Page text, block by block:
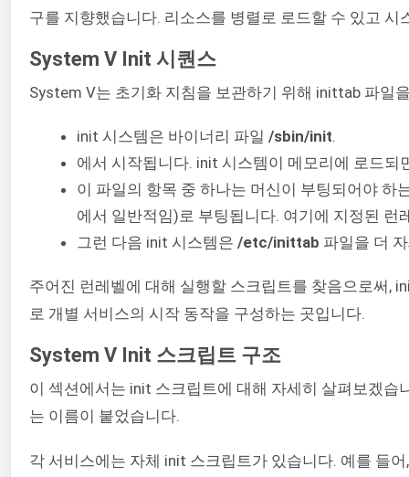
구를 지향했습니다. 리소스를 병렬로 로드할 수 있고
System V Init 시퀀스
System V는 초기화 지침을 보관하기 위해 inittab 파일
init 시스템은 바이너리 파일 /sbin/init
에서 시작됩니다. init 시스템이 메모리에 로드
이 파일의 항목 중 하나는 머신이 부팅되어야 하
에서 일반적임)로 부팅됩니다. 여기에 지정된
그런 다음 init 시스템은 /etc/inittab 파일을 더
주어진 런레벨에 대해 실행할 스크립트를 찾음으로써,
로 개별 서비스의 시작 동작을 구성하는 곳입니다.
System V Init 스크립트 구조
이 섹션에서는 init 스크립트에 대해 자세히 살펴보겠
는 이름이 붙었습니다.
각 서비스에는 자체 init 스크립트가 있습니다. 예를 들